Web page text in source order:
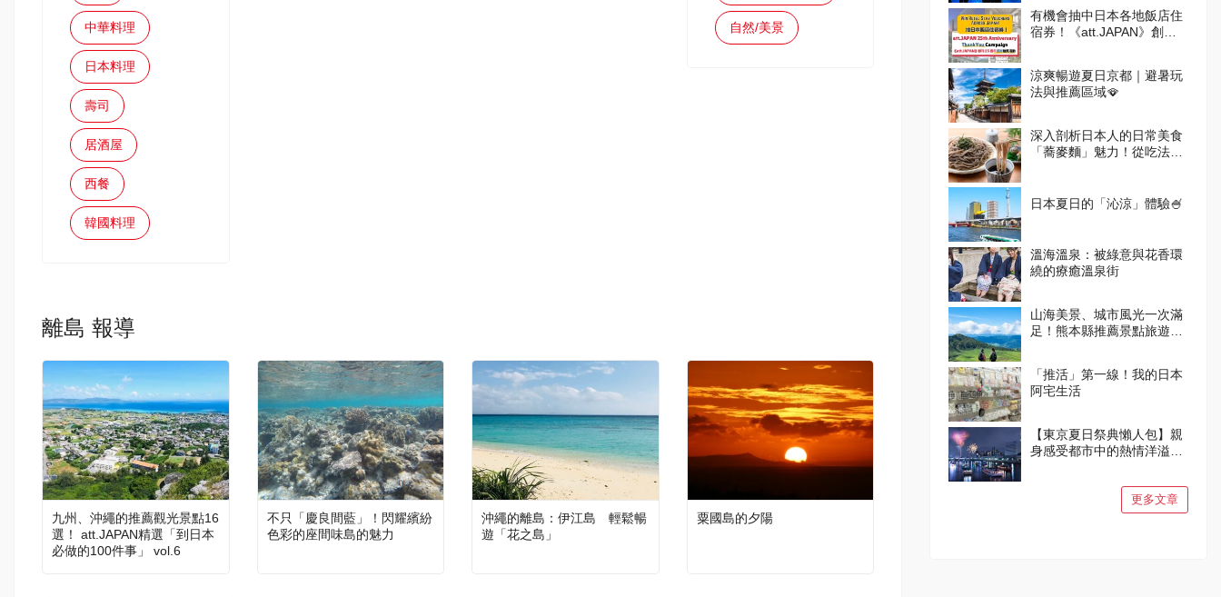
中華料理
日本料理
壽司
居酒屋
西餐
韓國料理
自然/美景
離島 報導
九州、沖繩的推薦觀光景點16
選！ att.JAPAN精選「到日本
必做的100件事」 vol.6
不只「慶良間藍」！閃耀繽紛
色彩的座間味島的魅力
沖繩的離島：伊江島 輕鬆暢
遊「花之島」
粟國島的夕陽
有機會抽中日本各地飯店住
宿券！《att.JAPAN》創刊
涼爽暢遊夏日京都｜避暑玩
法與推薦區域🪭
深入剖析日本人的日常美食
「蕎麥麵」魅力！從吃法到
日本夏日的「沁涼」體驗🍧
溫海溫泉：被綠意與花香環
繞的療癒溫泉街
山海美景、城市風光一次滿
足！熊本縣推薦景點旅遊指
「推活」第一線！我的日本
阿宅生活
【東京夏日祭典懶人包】親
身感受都市中的熱情洋溢與
更多文章